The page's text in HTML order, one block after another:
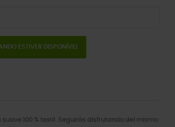
ESTIVER DISPONÍVEL
100 % textil. Seguirás disfrutando del mismo